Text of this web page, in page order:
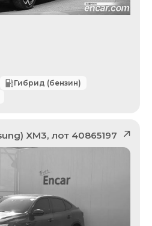
Гибрид (бензин)
XM3, лот 40865197